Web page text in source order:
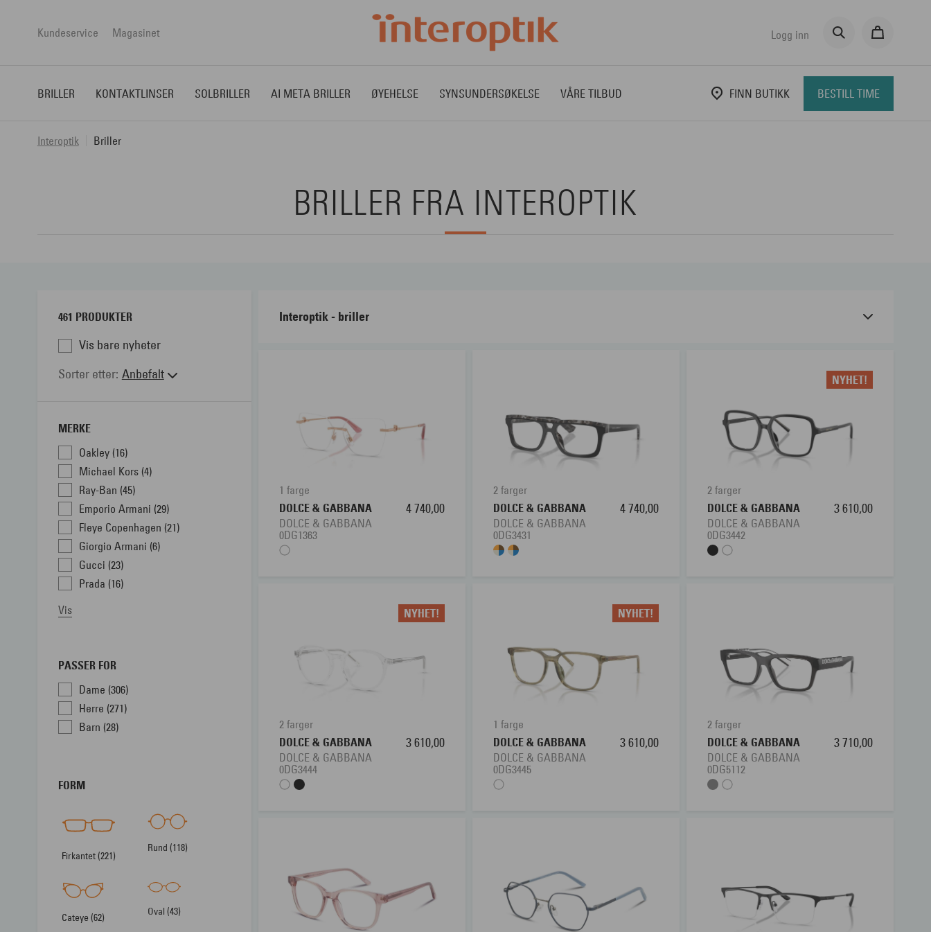
Kundeservice Magasinet Logg inn
BRILLER KONTAKTLINSER SOLBRILLER AI META BRILLER ØYEHELSE SYNSUNDERSØKELSE VÅRE TILBUD FINN BUTIKK BESTILL TIME
Interoptik Briller
BRILLER FRA INTEROPTIK
461 PRODUKTER
Vis bare nyheter
Sorter etter Anbefalt
MERKE
Oakley (16)
Michael Kors (4)
Ray-Ban (45)
Emporio Armani (29)
Fleye Copenhagen (21)
Giorgio Armani (6)
Gucci (23)
Prada (16)
Vis
PASSER FOR
Dame (306)
Herre (271)
Barn (28)
FORM
Firkantet (221)
Rund (118)
Cateye (62) Oval (43)
Interoptik - briller
Veiledende pris på brillene er angitt uten glass. Briller bestilles i dinnærmeste Interoptik-butikkslik at du kan være trygg
på at du får riktige glass og med korrekt styrke i glassene dine.
1 farge
DOLCE & GABBANA
DOLCE & GABBANA
0DG1363
4 740,00
2 farger
DOLCE & GABBANA
DOLCE & GABBANA
0DG3431
4 740,00
NYHET!
2 farger
DOLCE & GABBANA
DOLCE & GABBANA
0DG3442
3 610,00
NYHET!
2 farger
DOLCE & GABBANA
DOLCE & GABBANA
0DG3444
3 610,00
NYHET!
1 farge
DOLCE & GABBANA
DOLCE & GABBANA
0DG3445
3 610,00
2 farger
DOLCE & GABBANA
DOLCE & GABBANA
0DG5112
3 710,00